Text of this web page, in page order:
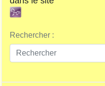
Rechercher :